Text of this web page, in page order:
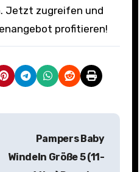
Jetzt zugreifen und
profitieren!
Pampers Baby
Windeln Größe 5 (11-